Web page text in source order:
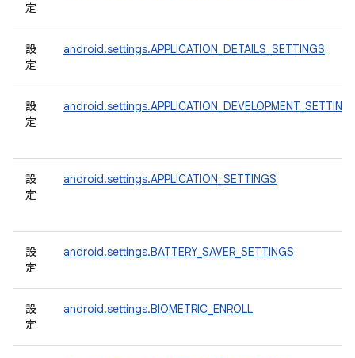
定
設
定
android.settings.APPLICATION_DETAILS_SETTINGS
設
定
設
定
android.settings.APPLICATION_SETTINGS
設
定
android.settings.BATTERY_SAVER_SETTINGS
設
定
android.settings.BIOMETRIC_ENROLL